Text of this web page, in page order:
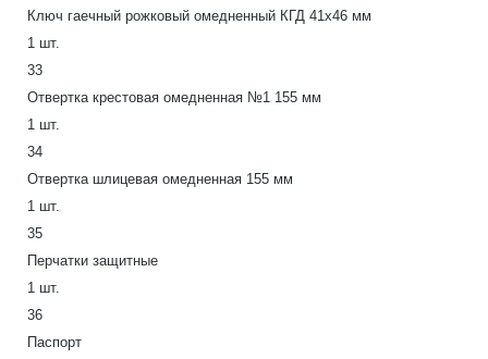
Ключ гаечный рожковый омедненный КГД 41х46 мм
1 шт.
33
Отвертка крестовая омедненная №1 155 мм
1 шт.
34
Отвертка шлицевая омедненная 155 мм
1 шт.
35
Перчатки защитные
1 шт.
36
Паспорт